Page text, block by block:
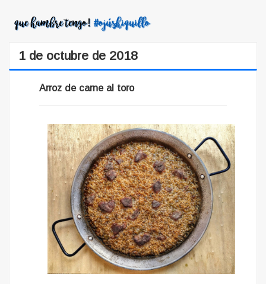
1 de octubre de 2018
Arroz de carne al toro